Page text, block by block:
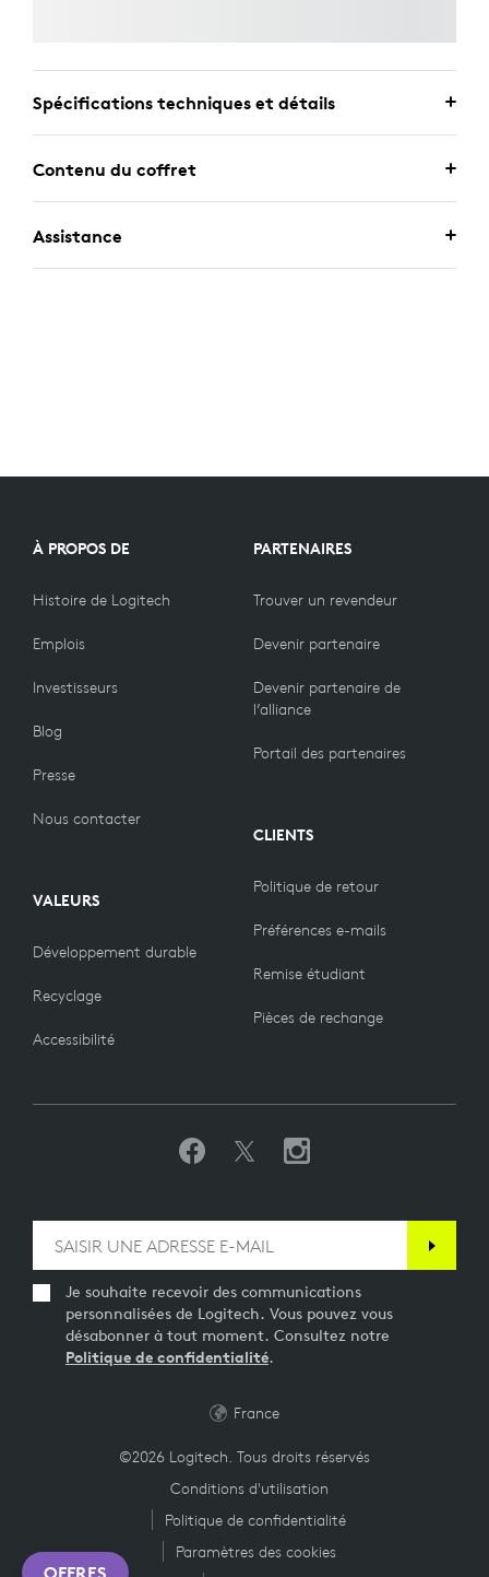
Spécifications techniques et détails
Contenu du coffret
Assistance
À PROPOS DE
Histoire de Logitech
Emplois
Investisseurs
Blog
Presse
Nous contacter
VALEURS
Développement durable
Recyclage
Accessibilité
PARTENAIRES
Trouver un revendeur
Devenir partenaire
Devenir partenaire de
l’alliance
Portail des partenaires
CLIENTS
Politique de retour
Préférences e-mails
Remise étudiant
Pièces de rechange
Je souhaite recevoir des communications
personnalisées de Logitech. Vous pouvez vous
désabonner à tout moment. Consultez notre
Politique de confidentialité.
©2026 Logitech. Tous droits réservés
Conditions d'utilisation
Politique de confidentialité
Paramètres des cookies
France
OFFRES